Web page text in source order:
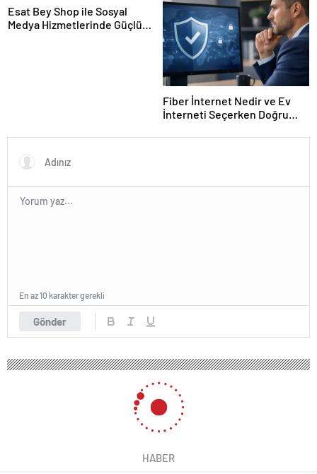
Esat Bey Shop ile Sosyal
Medya Hizmetlerinde Güçlü
Fiber İnternet Nedir ve Ev
İnterneti Seçerken Doğru
Gönder
En az 10 karakter gerekli
HABER